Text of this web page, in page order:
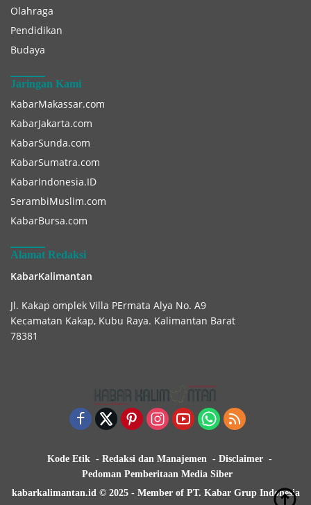
Olahraga
Pendidikan
Budaya
Jaringan Kami
KabarMakassar.com
KabarJakarta.com
KabarSunda.com
KabarSumatra.com
KabarIndonesia.ID
SerambiMuslim.com
KabarBursa.com
Alamat Redaksi
KabarKalimantan
Jl. Kakap omplek Villa PErmata Alya No. A9
Kecamatan Kakap, Kubu Raya. Kalimantan Barat
78381
Kode Etik Redaksi dan Manajemen
Disclaimer
Pedoman Pemberitaan Media Siber
kabarkalimantan.id © 2025 - Member of PT. Kabar Grup Indonesia